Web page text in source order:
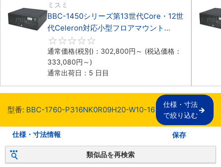
ミスミ
BBC-1450シリーズ第13世代Core・12世
代Celeron対応小型フロアマウント
4PCIe
通常価格(税別)： 302,800円 ～ (税込価格：
333,080円 ～)
通常出荷日：5 日目
型番: BBC-1760-P316NK0R09H20-W10-16
仕様・寸法
で絞り込む
仕様・寸法情報 保存
類似品を再検索